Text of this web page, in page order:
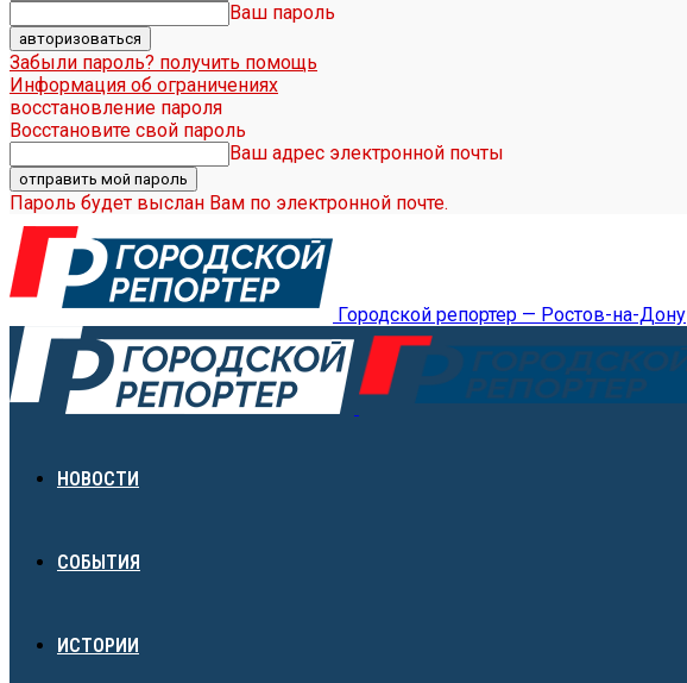
Ваш пароль
Забыли пароль? получить помощь
Информация об ограничениях
восстановление пароля
Восстановите свой пароль
Ваш адрес электронной почты
Пароль будет выслан Вам по электронной почте.
Городской репортер — Ростов-на-Дону
НОВОСТИ
СОБЫТИЯ
ИСТОРИИ